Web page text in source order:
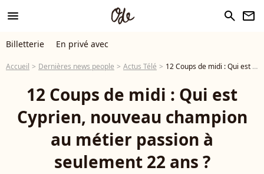
menu search newsletter
Billetterie En privé avec
Accueil Dernières news people Actus Télé 12 Coups de midi : Qui est Cyprien, nouveau champion au métier passion à seulement 22 ans ?
12 Coups de midi : Qui est
Cyprien, nouveau champion
au métier passion à
seulement 22 ans ?